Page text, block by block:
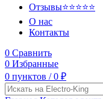
Отзывы⭐⭐⭐⭐⭐
О нас
Контакты
0 Сравнить
0 Избранные
0 пунктов / 0 ₽